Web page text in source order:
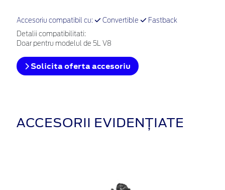
Accesoriu compatibil cu: Convertible Fastback
Detalii compatibilitati:
Doar pentru modelul de 5L V8
Solicita oferta accesoriu
ACCESORII EVIDENȚIATE